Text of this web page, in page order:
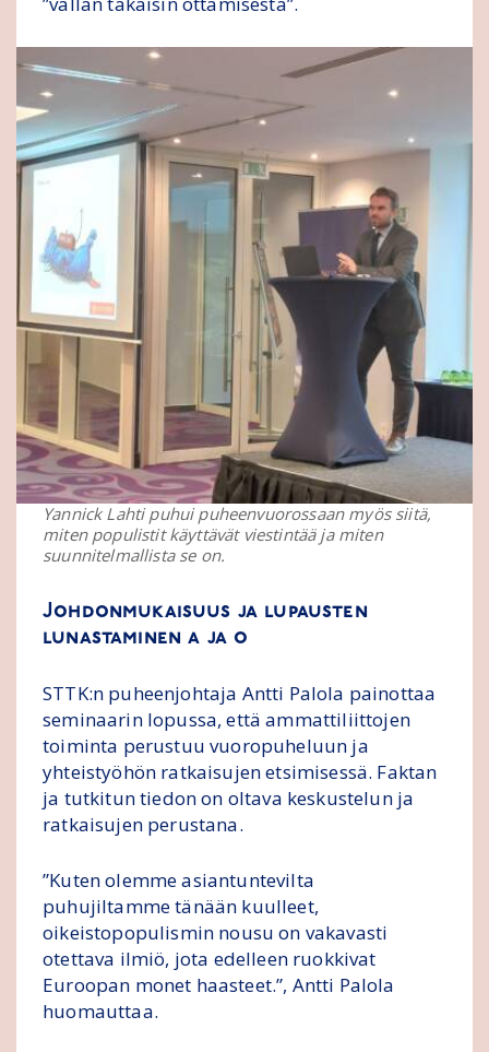
Yannick Lahti puhui puheenvuorossaan myös siitä,
miten populistit käyttävät viestintää ja miten
suunnitelmallista se on.
Johdonmukaisuus ja lupausten
lunastaminen a ja o
STTK:n puheenjohtaja Antti Palola painottaa
seminaarin lopussa, että ammattiliittojen
toiminta perustuu vuoropuheluun ja
yhteistyöhön ratkaisujen etsimisessä. Faktan
ja tutkitun tiedon on oltava keskustelun ja
ratkaisujen perustana.
”Kuten olemme asiantuntevilta
puhujiltamme tänään kuulleet,
oikeistopopulismin nousu on vakavasti
otettava ilmiö, jota edelleen ruokkivat
Euroopan monet haasteet.”, Antti Palola
huomauttaa.